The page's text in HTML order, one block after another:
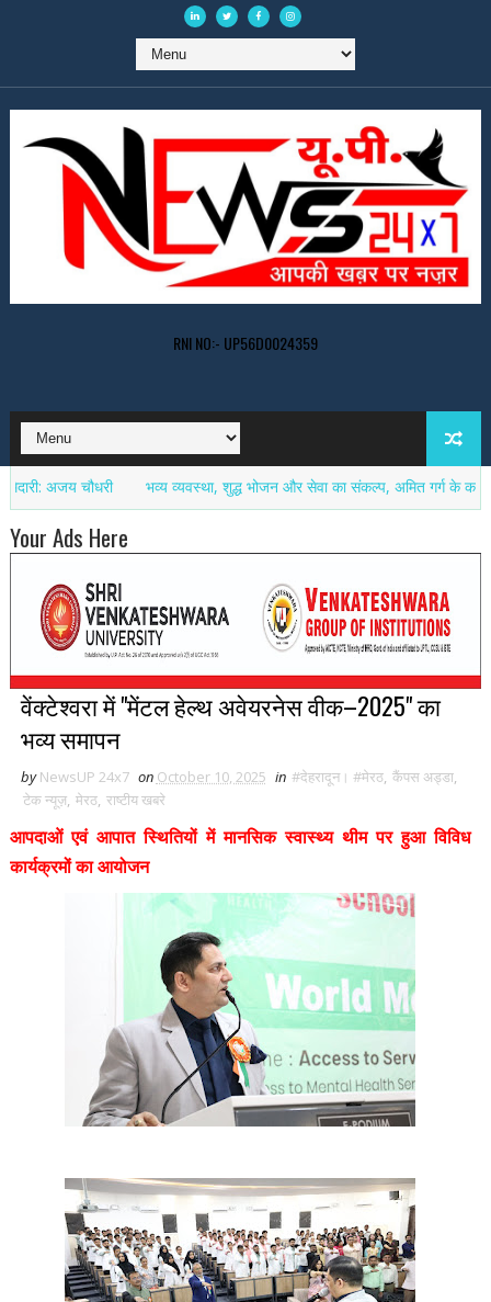
RNI NO:- UP56D0024359
चौधरी भव्य व्यवस्था, शुद्ध भोजन और सेवा का संकल्प, अमित गर्ग के कांवड़ सेवा
Your Ads Here
वेंक्टेश्वरा में "मेंटल हेल्थ अवेयरनेस वीक–2025" का
भव्य समापन
by NewsUP 24x7 on October 10, 2025 in #देहरादून। #मेरठ, कैंपस अड्डा,
टेक न्यूज़, मेरठ, राष्टीय खबरे
आपदाओं एवं आपात स्थितियों में मानसिक स्वास्थ्य थीम पर हुआ विविध
कार्यक्रमों का आयोजन